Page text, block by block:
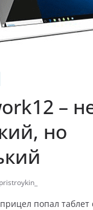
–
но
pristroykin_
попал таблет